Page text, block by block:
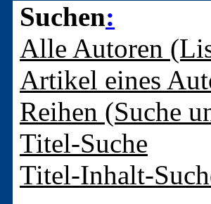
Suchen:
Alle Autoren
Artikel eines
Reihen (Suche
Titel-Suche
Titel-Inhalt-